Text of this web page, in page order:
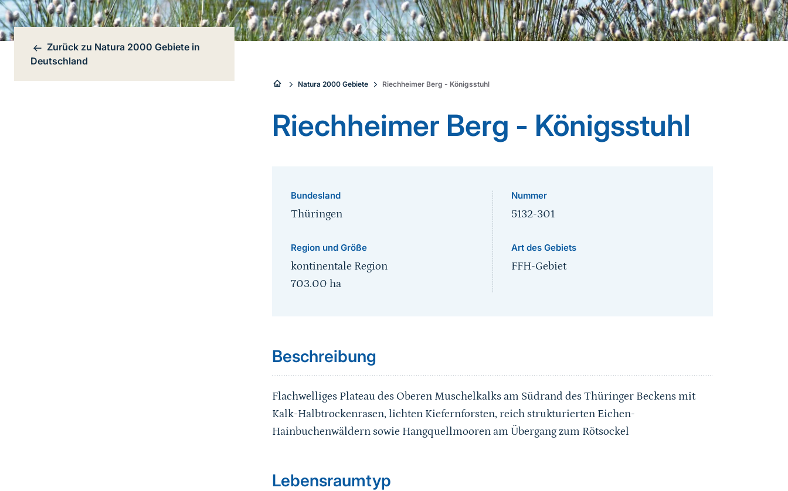
Bereichsnavigation
Zurück zu Natura 2000 Gebiete in
Deutschland
Sie
sind
hier:
Natura 2000 Gebiete Riechheimer Berg - Königsstuhl
Riechheimer Berg - Königsstuhl
Bundesland
Thüringen
Region und Größe
kontinentale Region
703.00 ha
Nummer
5132-301
Art des Gebiets
FFH-Gebiet
Beschreibung
Flachwelliges Plateau des Oberen Muschelkalks am Südrand des Thüringer Beckens mit
Kalk-Halbtrockenrasen, lichten Kiefernforsten, reich strukturierten Eichen-
Hainbuchenwäldern sowie Hangquellmooren am Übergang zum Rötsockel
Sprungmarke
Lebensraumtyp